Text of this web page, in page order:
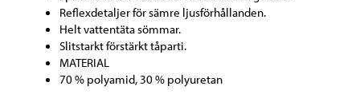
Reflexdetaljer för sämre ljusförhållanden.
Helt vattentäta sömmar.
Slitstarkt förstärkt tåparti.
MATERIAL
70 % polyamid, 30 % polyuretan